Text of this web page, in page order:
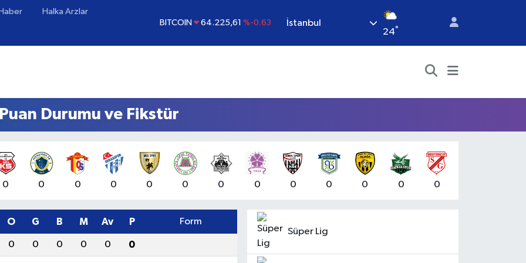
Halka Arzlar
BITCOIN 64.225,61 %-0.63
DOLAR 47,7143 %0.16
GRAM ALTIN
İstanbul
24°
Durumu ve Fikstür
0 0 0 0 0 0 0 0 0 0 0 0 0
O G B M Av P Form
0 0 0 0 0 0
Süper Lig